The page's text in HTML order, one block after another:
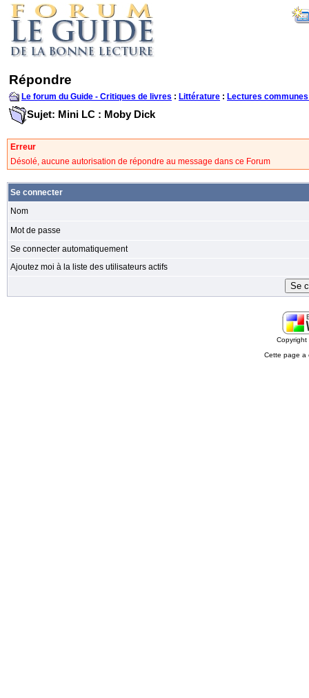
Répondre
Le forum du Guide - Critiques de livres : Littérature : Lectures
Sujet: Mini LC : Moby Dick
Erreur
Désolé, aucune autorisation de répondre au message dans ce Forum
Se connecter
Nom
Mot de passe
Se connecter automatiquement
Ajoutez moi à la liste des utilisateurs actifs
Cette page a